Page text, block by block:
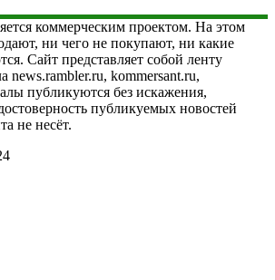
коммерческим проектом. На этом
ни чего не покупают, ни какие
Сайт представляет собой ленту
news.rambler.ru, kommersant.ru,
публикуются без искажения,
публикуемых новостей
не несёт.